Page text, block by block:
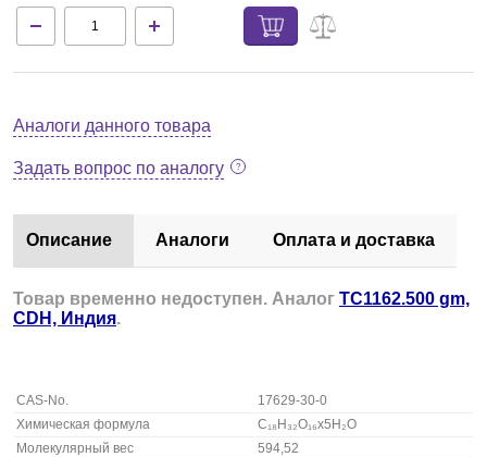
Контакты
Аналоги данного товара
Задать вопрос по аналогу
Описание Аналоги Оплата и доставка
Товар временно недоступен. Аналог TC1162.500 gm,
CDH, Индия.
CAS-No.
17629-30-0
Химическая формула
C₁₈H₃₂O₁₆x5H₂O
Молекулярный вес
594,52